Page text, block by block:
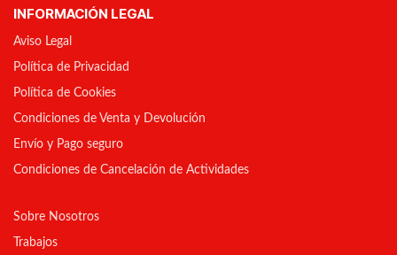
INFORMACIÓN LEGAL
Aviso Legal
Política de Privacidad
Política de Cookies
Condiciones de Venta y Devolución
Envío y Pago seguro
Condiciones de Cancelación de Actividades
Sobre Nosotros
Trabajos